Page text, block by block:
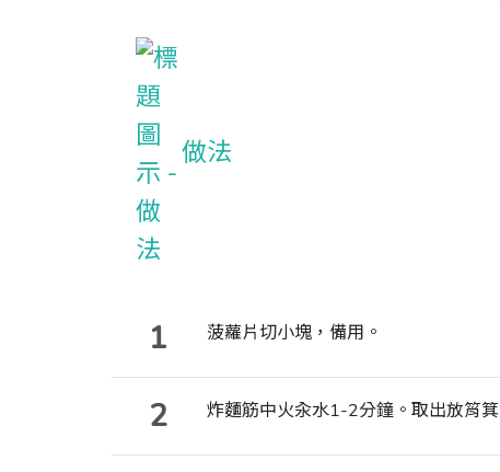
做法
1 菠蘿片切小塊，備用。
2 炸麵筋中火汆水1-2分鐘。取出放筲